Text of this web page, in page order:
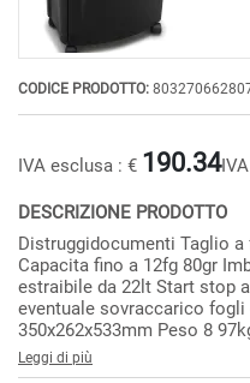
CODICE PRODOTTO:
IVA esclusa : € 190.34
DESCRIZIONE PRODOTTO
Distruggidocumenti Taglio
Capacita fino a 12fg 80gr
estraibile da 22lt Start stop
eventuale sovraccarico
350x262x533mm Peso 8
Leggi di più